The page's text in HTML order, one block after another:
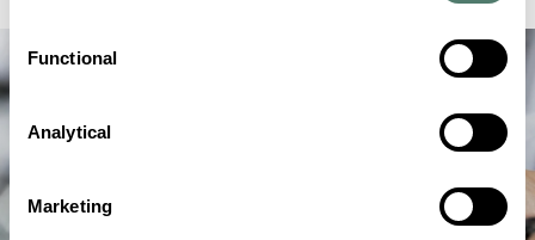
Functional
Analytical
Marketing